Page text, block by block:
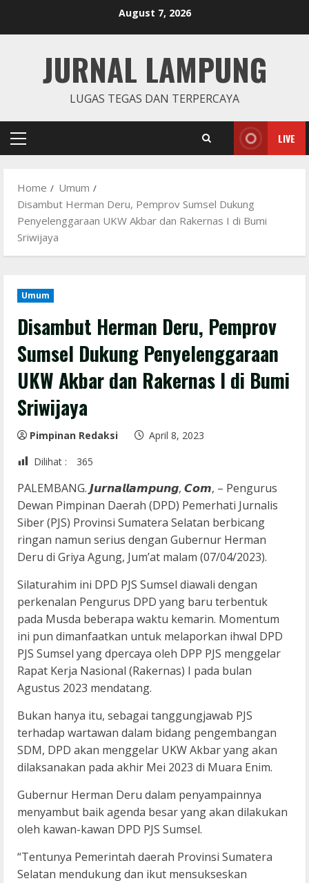
August 7, 2026
JURNAL LAMPUNG
LUGAS TEGAS DAN TERPERCAYA
Primary
LIVE
Home
Umum
Disambut Herman Deru, Pemprov Sumsel Dukung
Penyelenggaraan UKW Akbar dan Rakernas I di Bumi
Sriwijaya
Umum
Disambut Herman Deru, Pemprov
Sumsel Dukung Penyelenggaraan
UKW Akbar dan Rakernas I di Bumi
Sriwijaya
Pimpinan Redaksi
April 8, 2023
Dilihat :
365
PALEMBANG. 𝙅𝙪𝙧𝙣𝙖𝙡𝙡𝙖𝙢𝙥𝙪𝙣𝙜, 𝘾𝙤𝙢, – Pengurus
Dewan Pimpinan Daerah (DPD) Pemerhati Jurnalis
Siber (PJS) Provinsi Sumatera Selatan berbicang
ringan namun serius dengan Gubernur Herman
Deru di Griya Agung, Jum’at malam (07/04/2023).
Silaturahim ini DPD PJS Sumsel diawali dengan
perkenalan Pengurus DPD yang baru terbentuk
pada Musda beberapa waktu kemarin. Momentum
ini pun dimanfaatkan untuk melaporkan ihwal DPD
PJS Sumsel yang dpercaya oleh DPP PJS menggelar
Rapat Kerja Nasional (Rakernas) I pada bulan
Agustus 2023 mendatang.
Bukan hanya itu, sebagai tanggungjawab PJS
terhadap wartawan dalam bidang pengembangan
SDM, DPD akan menggelar UKW Akbar yang akan
dilaksanakan pada akhir Mei 2023 di Muara Enim.
Gubernur Herman Deru dalam penyampainnya
menyambut baik agenda besar yang akan dilakukan
oleh kawan-kawan DPD PJS Sumsel.
“Tentunya Pemerintah daerah Provinsi Sumatera
Selatan mendukung dan ikut mensukseskan